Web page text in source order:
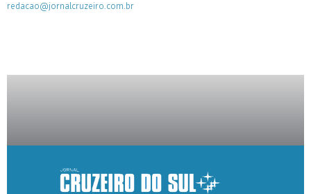
redacao@jornalcruzeiro.com.br